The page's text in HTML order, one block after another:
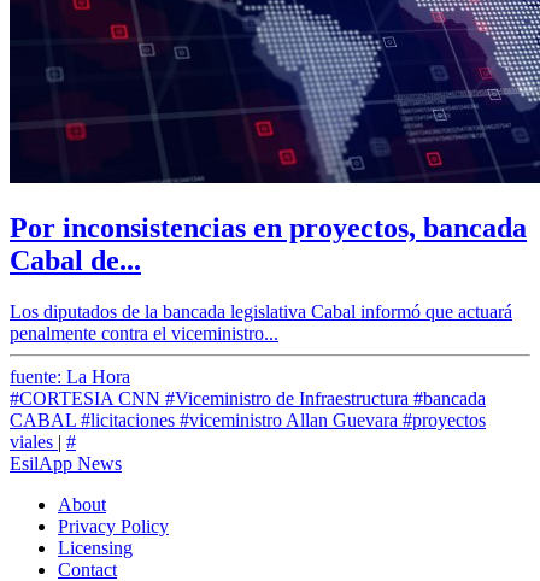
Por inconsistencias en proyectos, bancada
Cabal de...
Los diputados de la bancada legislativa Cabal informó que actuará
penalmente contra el viceministro...
fuente: La Hora
#CORTESIA CNN #Viceministro de Infraestructura #bancada
CABAL #licitaciones #viceministro Allan Guevara #proyectos
viales | #
EsilApp News
About
Privacy Policy
Licensing
Contact